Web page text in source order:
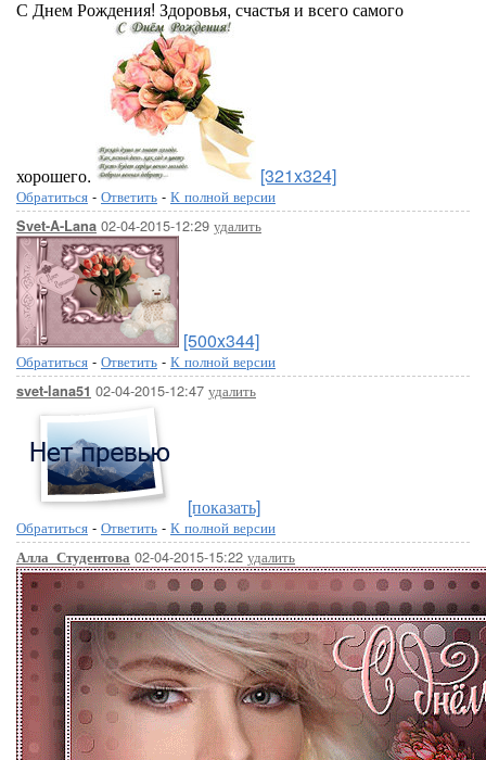
С Днем Рождения! Здоровья, счастья и всего самого
хорошего. [321x324]
Обратиться - Ответить - К полной версии
Svet-A-Lana 02-04-2015-12:29 удалить
[500x344]
Обратиться - Ответить - К полной версии
svet-lana51 02-04-2015-12:47 удалить
[показать]
Обратиться - Ответить - К полной версии
Алла_Студентова 02-04-2015-15:22 удалить